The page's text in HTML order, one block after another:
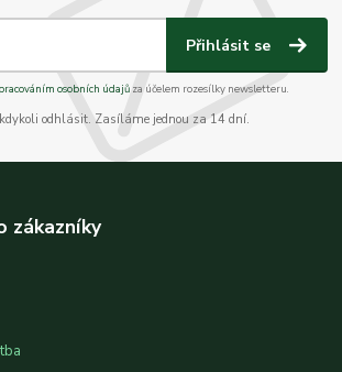
Přihlásit se
osobních údajůza účelem rozesílky newsletteru.
kdykoli odhlásit. Zasíláme jednou za 14 dní.
zákazníky